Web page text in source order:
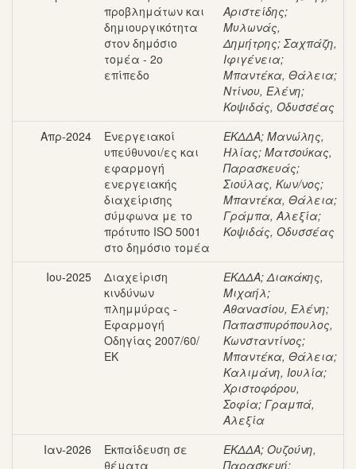
προβλημάτων και
δημιουργικότητα
στον δημόσιο
τομέα - 2ο
επίπεδο
Αριστείδης;
Μυλωνάς,
Δημήτρης;Σαχπάζη,
Ιφιγένεια;
Μπαντέκα, Θάλεια;
Ντίνου, Ελένη;
Κοψιδάς, Οδυσσέας
Απρ-2024
Ενεργειακοί
υπεύθυνοι/ες και
εφαρμογή
ενεργειακής
διαχείρισης
σύμφωνα με το
πρότυπο ISO 5001
στο δημόσιο τομέα
ΕΚΔΔΑ; Μανώλης,
Ηλίας; Ματσούκας,
Παρασκευάς;
Σιούλας, Κων/νος;
Μπαντέκα, Θάλεια;
Γράμπα, Αλεξία;
Κοψιδάς, Οδυσσέας
Ιου-2025
Διαχείριση
κινδύνων
πλημμύρας -
Εφαρμογή
Οδηγίας 2007/60/
ΕΚ
ΕΚΔΔΑ;Διακάκης,
Μιχαήλ;
Αθανασίου, Ελένη;
Παπασπυρόπουλος,
Κωνσταντίνος;
Μπαντέκα, Θάλεια;
Καλιμάνη, Ιουλία;
Χριστοφόρου,
Σοφία; Γραμπά,
Αλεξία
Ιαν-2026
Εκπαίδευση σε
θέματα
ΕΚΔΔΑ; Ουζούνη,
Παρασκευή;